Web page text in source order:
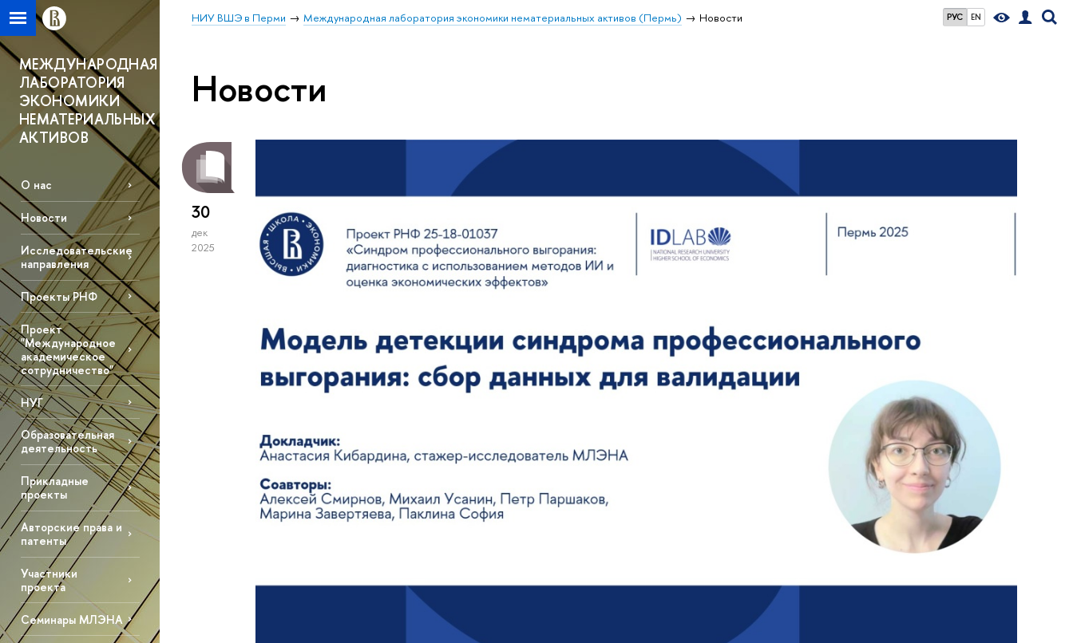
РУС EN
НИУ ВШЭ в Перми Международная лаборатория экономики нематериальных активов (Пермь) Новости
МЕЖДУНАРОДНАЯ
ЛАБОРАТОРИЯ
ЭКОНОМИКИ
НЕМАТЕРИАЛЬНЫХ
АКТИВОВ
О нас
Новости
Исследовательские
направления
Проекты РНФ
Проект
"Международное
академическое
сотрудничество"
НУГ
Образовательная
деятельность
Прикладные
проекты
Авторские права и
патенты
Участники
проекта
Семинары МЛЭНА
Новости
30
дек
2025